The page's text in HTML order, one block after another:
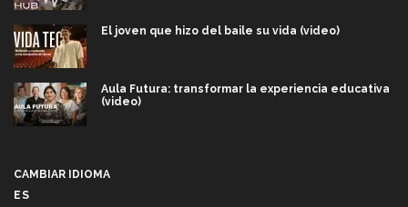
El joven que hizo del baile su vida (video)
Aula Futura: transformar la experiencia educativa
(video)
CAMBIAR IDIOMA
ES